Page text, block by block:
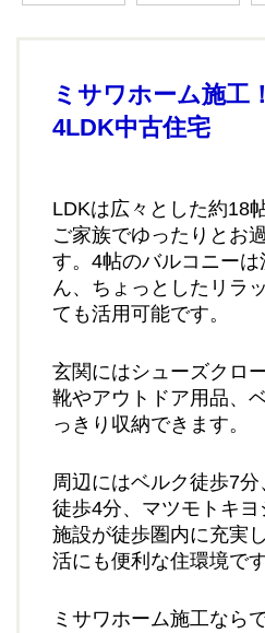
ミサワホーム施工
4LDK中古住宅
LDKは広々とした約18
ご家族でゆったりとお
す。4帖のバルコニー
ん、ちょっとしたリラ
ても活用可能です。
玄関にはシューズクロ
靴やアウトドア用品、
っきり収納できます。
周辺にはベルク徒歩7
徒歩4分、マツモトキ
施設が徒歩圏内に充実
活にも便利な住環境です
ミサワホーム施工なら